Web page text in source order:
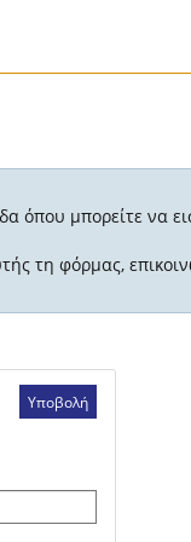
όπου μπορείτε να
τη φόρμας,
Υποβολή